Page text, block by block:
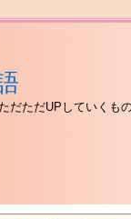
だただUPしていくも